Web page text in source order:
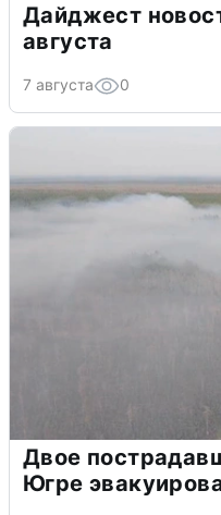
Дайджест
августа
7 августа 0
Двое
Югре